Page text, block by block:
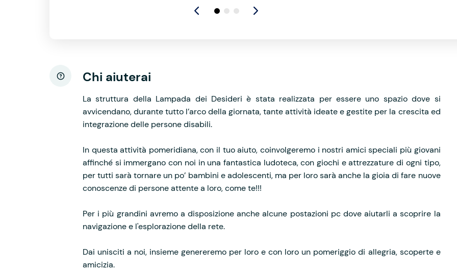
Chi aiuterai
La struttura della Lampada dei Desideri è stata realizzata per essere uno spazio dove si
avvicendano, durante tutto l’arco della giornata, tante attività ideate e gestite per la crescita ed
integrazione delle persone disabili.
In questa attività pomeridiana, con il tuo aiuto, coinvolgeremo i nostri amici speciali più giovani
affinché si immergano con noi in una fantastica ludoteca, con giochi e attrezzature di ogni tipo,
per tutti sarà tornare un po’ bambini e adolescenti, ma per loro sarà anche la gioia di fare nuove
conoscenze di persone attente a loro, come te!!!
Per i più grandini avremo a disposizione anche alcune postazioni pc dove aiutarli a scoprire la
navigazione e l'esplorazione della rete.
Dai unisciti a noi, insieme genereremo per loro e con loro un pomeriggio di allegria, scoperte e
amicizia.